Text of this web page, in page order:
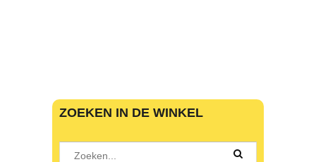
ZOEKEN IN DE WINKEL